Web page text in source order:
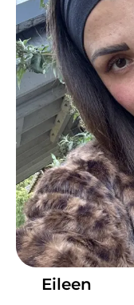
Friseursalon Renkel
Leistungen in
Eileen